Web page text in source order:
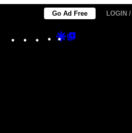
Go Ad Free LOGIN
Instagram
TikTokYouTube
Google